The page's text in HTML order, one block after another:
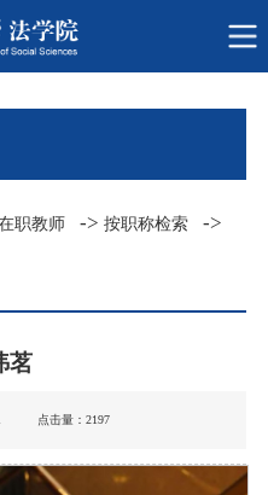
职教师 ->按职称检索 ->
茗
11 点击量： 2197